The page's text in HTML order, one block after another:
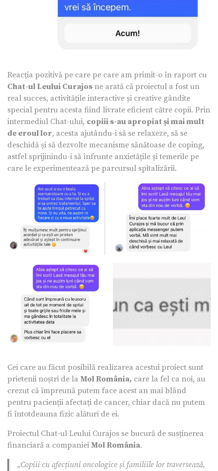
Reacția pozitivă pe care pe care am primit-o în raport cu
Chat-ul Leului Curajos ne arată că proiectul a fost un
real succes, activitățile interactive și creative gândite
special pentru acesta fiind livrate eficient către copii. Prin
intermediul Chat-ului, copiii s-au apropiat și mai mult
de eroul lor, acesta ajutându-i să se relaxeze, să se
deschidă și să dezvolte mecanisme sănătoase de coping,
astfel sprijinindu-i să înfrunte anxietățile și temerile pe
care le experimentează pe parcursul spitalizării.
Cei care au făcut posibilă realizarea acestui proiect sunt
prietenii noștri de la Mol România, care la fel ca noi, au
crezut că împreună putem face acest an mai blând
pentru pacienții afectați de cancer, chiar dacă nu putem
fi întotdeauna fizic alături de ei.
Proiectul Chat-ul Leului Curajos se bucură de susținerea
financiară a companiei Mol România.
„Copiii cu afecțiuni oncologice și familiile lor traversează,